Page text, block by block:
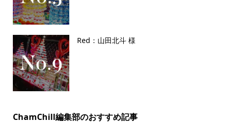
Red：山田北斗 様
ChamChill編集部のおすすめ記事